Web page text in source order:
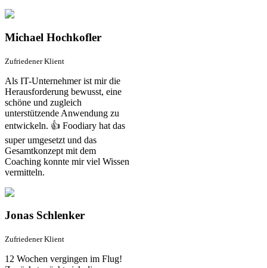
Michael Hochkofler
Zufriedener Klient
Als IT-Unternehmer ist mir die
Herausforderung bewusst, eine
schöne und zugleich
unterstützende Anwendung zu
entwickeln. 👍 Foodiary hat das
super umgesetzt und das
Gesamtkonzept mit dem
Coaching konnte mir viel Wissen
vermitteln.
Jonas Schlenker
Zufriedener Klient
12 Wochen vergingen im Flug!